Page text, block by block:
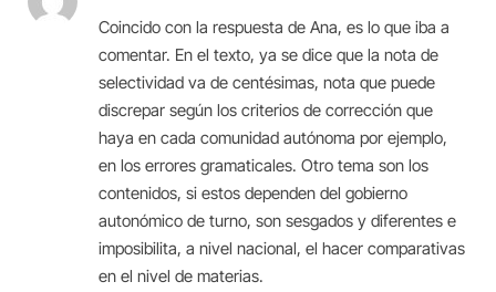
Coincido con la respuesta de Ana, es lo que iba a
comentar. En el texto, ya se dice que la nota de
selectividad va de centésimas, nota que puede
discrepar según los criterios de corrección que
haya en cada comunidad autónoma por ejemplo,
en los errores gramaticales. Otro tema son los
contenidos, si estos dependen del gobierno
autonómico de turno, son sesgados y diferentes e
imposibilita, a nivel nacional, el hacer comparativas
en el nivel de materias.